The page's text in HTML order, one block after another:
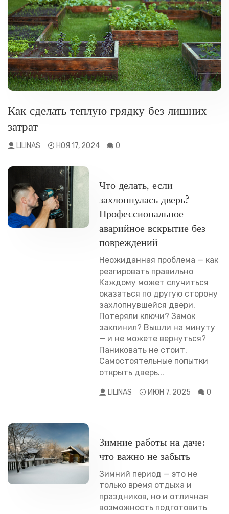
Как сделать теплую грядку без лишних
затрат
LILINAS НОЯ 17, 2024 0
Что делать, если
захлопнулась дверь?
Профессиональное
аварийное вскрытие без
повреждений
Неожиданная проблема — как
реагировать правильно
Каждому может случиться
оказаться по другую сторону
захлопнувшейся двери.
Потеряли ключи? Замок
заклинил? Вышли на минуту
— и не можете вернуться?
Паниковать не стоит.
Самостоятельные попытки
открыть дверь...
LILINAS ИЮН 7, 2025 0
Зимние работы на даче:
что важно не забыть
Зимний период — это не
только время отдыха и
праздников, но и отличная
возможность подготовить